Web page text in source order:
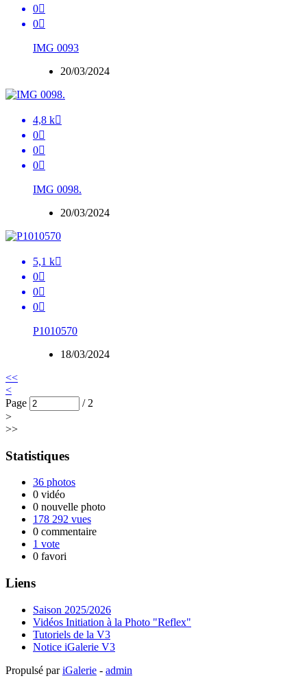
0
0
IMG 0093
20/03/2024
4,8 k
0
0
0
IMG 0098.
20/03/2024
5,1 k
0
0
0
P1010570
18/03/2024
<<
<
Page
/ 2
>
>>
Statistiques
36 photos
0 vidéo
0 nouvelle photo
178 292 vues
0 commentaire
1 vote
0 favori
Liens
Saison 2025/2026
Vidéos Initiation à la Photo "Reflex"
Tutoriels de la V3
Notice iGalerie V3
Propulsé pariGalerie - admin